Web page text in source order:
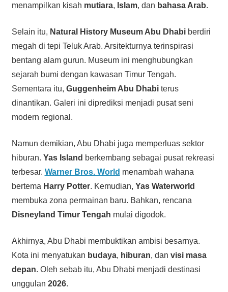
menampilkan kisah mutiara, Islam, dan bahasa Arab.
Selain itu, Natural History Museum Abu Dhabiberdiri
megah di tepi Teluk Arab. Arsitekturnya terinspirasi
bentang alam gurun. Museum ini menghubungkan
sejarah bumi dengan kawasan Timur Tengah.
Sementara itu, Guggenheim Abu Dhabiterus
dinantikan. Galeri ini diprediksi menjadi pusat seni
modern regional.
Namun demikian, Abu Dhabi juga memperluas sektor
hiburan. Yas Island berkembang sebagai pusat rekreasi
terbesar. Warner Bros. World menambah wahana
bertema Harry Potter. Kemudian, Yas Waterworld
membuka zona permainan baru. Bahkan, rencana
Disneyland Timur Tengah mulai digodok.
Akhirnya, Abu Dhabi membuktikan ambisi besarnya.
Kota ini menyatukan budaya, hiburan, dan visi masa
depan. Oleh sebab itu, Abu Dhabi menjadi destinasi
unggulan 2026.